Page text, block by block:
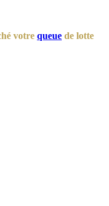
votre queue de lotte